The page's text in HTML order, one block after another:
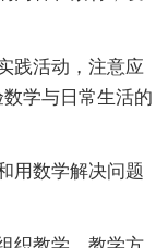
践活动，注意应
学与日常生活的
用数学解决问题